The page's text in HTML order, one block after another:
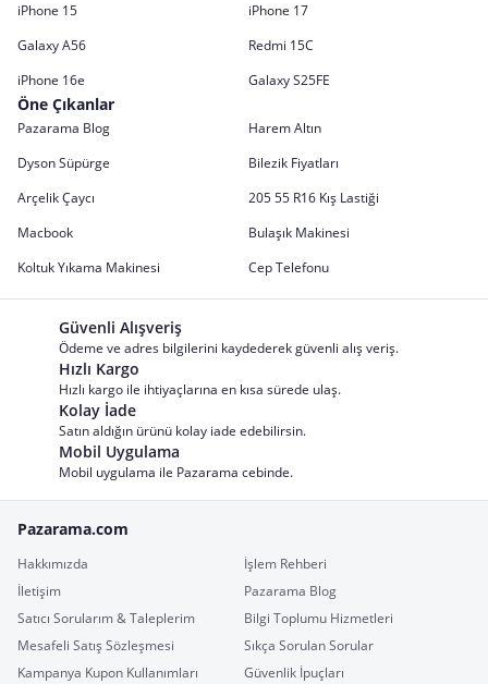
iPhone 15
iPhone 17
Galaxy A56
Redmi 15C
iPhone 16e
Galaxy S25FE
Öne Çıkanlar
Pazarama Blog
Harem Altın
Dyson Süpürge
Bilezik Fiyatları
Arçelik Çaycı
205 55 R16 Kış Lastiği
Macbook
Bulaşık Makinesi
Koltuk Yıkama Makinesi
Cep Telefonu
Güvenli Alışveriş
Ödeme ve adres bilgilerini kaydederek güvenli alış veriş.
Hızlı Kargo
Hızlı kargo ile ihtiyaçlarına en kısa sürede ulaş.
Kolay İade
Satın aldığın ürünü kolay iade edebilirsin.
Mobil Uygulama
Mobil uygulama ile Pazarama cebinde.
Pazarama.com
Hakkımızda
İşlem Rehberi
İletişim
Pazarama Blog
Satıcı Sorularım & Taleplerim
Bilgi Toplumu Hizmetleri
Mesafeli Satış Sözleşmesi
Sıkça Sorulan Sorular
Kampanya Kupon Kullanımları
Güvenlik İpuçları